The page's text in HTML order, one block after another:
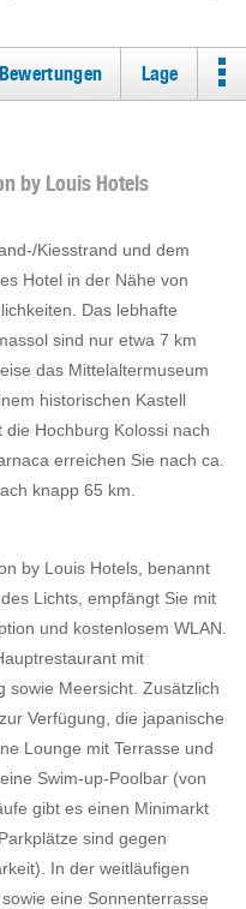
Bewertungen Lage
by Louis Hotels
Kiesstrand und dem
Hotel in der Nähe von
Das lebhafte
sind nur etwa 7 km
das Mittelaltermuseum
historischen Kastell
Hochburg Kolossi nach
erreichen Sie nach ca.
knapp 65 km.
by Louis Hotels, benannt
Lichts, empfängt Sie mit
und kostenlosem WLAN.
mit
sowie Meersicht. Zusätzlich
Verfügung, die japanische
Lounge mit Terrasse und
Swim-up-Poolbar (von
gibt es einen Minimarkt
sind gegen
In der weitläufigen
eine Sonnenterrasse